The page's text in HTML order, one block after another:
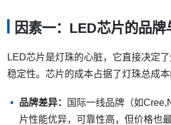
因素一：LED芯片的品牌
LED芯片是灯珠的心脏，它直接决定
稳定性。芯片的成本占据了灯珠总成本
品牌差异：
国际一线品牌（如
片性能优异，可靠性高，但价格也